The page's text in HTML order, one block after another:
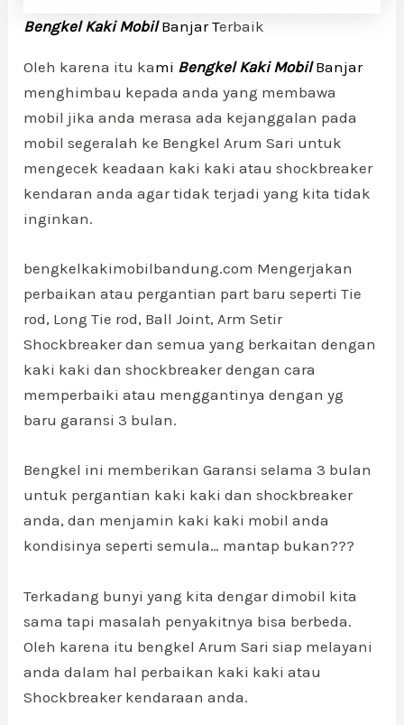
Bengkel Kaki MobilBanjar Terbaik
Oleh karena itu kami Bengkel Kaki MobilBanjar
menghimbau kepada anda yang membawa
mobil jika anda merasa ada kejanggalan pada
mobil segeralah ke Bengkel Arum Sari untuk
mengecek keadaan kaki kaki atau shockbreaker
kendaran anda agar tidak terjadi yang kita tidak
inginkan.
bengkelkakimobilbandung.com Mengerjakan
perbaikan atau pergantian part baru seperti Tie
rod, Long Tie rod, Ball Joint, Arm Setir
Shockbreaker dan semua yang berkaitan dengan
kaki kaki dan shockbreaker dengan cara
memperbaiki atau menggantinya dengan yg
baru garansi 3 bulan.
Bengkel ini memberikan Garansi selama 3 bulan
untuk pergantian kaki kaki dan shockbreaker
anda, dan menjamin kaki kaki mobil anda
kondisinya seperti semula… mantap bukan???
Terkadang bunyi yang kita dengar dimobil kita
sama tapi masalah penyakitnya bisa berbeda.
Oleh karena itu bengkel Arum Sari siap melayani
anda dalam hal perbaikan kaki kaki atau
Shockbreaker kendaraan anda.